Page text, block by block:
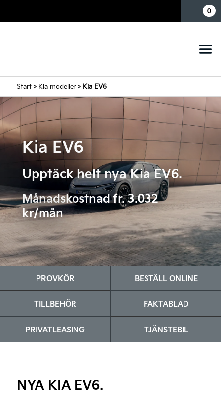
0
Start> Kia modeller> Kia EV6
Kia EV6
Upptäck helt nya Kia EV6.
Månadskostnad fr. 3.032
kr/mån
PROVKÖR BESTÄLL ONLINE
TILLBEHÖR FAKTABLAD
PRIVATLEASING TJÄNSTEBIL
NYA KIA EV6.